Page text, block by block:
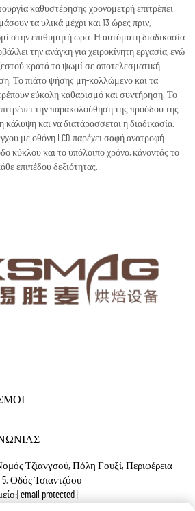
καθυστέρησης χρονομετρή επιτρέπει
τα υλικά μέχρι και 13 ώρες πριν,
στην επιθυμητή ώρα. Η αυτόματη διαδικασία
την ανάγκη για χειροκίνητη εργασία, ενώ
κρατά το ψωμί σε αποτελεσματική
Το πιάτο ψήσης μη-κολλώμενο και τα
εύκολη καθαρισμό και συντήρηση. Το
την παρακολούθηση της προόδου της
κάλυψη και να διατάρασσεται η διαδικασία.
με οθόνη LCD παρέχει σαφή ανατροφή
κύκλου και το υπόλοιπο χρόνο, κάνοντάς το
επιπέδου δεξιότητας.
Τζιανγσού, Πόλη Γουξί, Περιφέρεια
Οδός Τσιαντζόου
[email protected]